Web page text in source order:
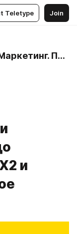
Teletype Join
Роман Шарафутдинов. Маркетинг. Продажи. Нейросети
и